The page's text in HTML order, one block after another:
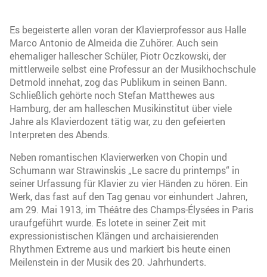
Es begeisterte allen voran der Klavierprofessor aus Halle
Marco Antonio de Almeida die Zuhörer. Auch sein
ehemaliger hallescher Schüler, Piotr Oczkowski, der
mittlerweile selbst eine Professur an der Musikhochschule
Detmold innehat, zog das Publikum in seinen Bann.
Schließlich gehörte noch Stefan Matthewes aus
Hamburg, der am halleschen Musikinstitut über viele
Jahre als Klavierdozent tätig war, zu den gefeierten
Interpreten des Abends.
Neben romantischen Klavierwerken von Chopin und
Schumann war Strawinskis „Le sacre du printemps“ in
seiner Urfassung für Klavier zu vier Händen zu hören. Ein
Werk, das fast auf den Tag genau vor einhundert Jahren,
am 29. Mai 1913, im Théâtre des Champs-Élysées in Paris
uraufgeführt wurde. Es lotete in seiner Zeit mit
expressionistischen Klängen und archaisierenden
Rhythmen Extreme aus und markiert bis heute einen
Meilenstein in der Musik des 20. Jahrhunderts.